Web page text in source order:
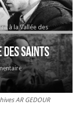
à la Vallée des
Saints
AR GEDOUR